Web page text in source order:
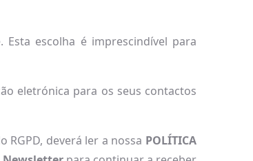
escolha é imprescindível para
eletrónica para os seus contactos
deverá ler a nossa POLÍTICA